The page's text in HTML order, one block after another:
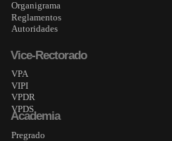
Organigrama
Reglamentos
Autoridades
Vice-Rectorado
VPA
VIPI
VPDR
VPDS
Academia
Pregrado